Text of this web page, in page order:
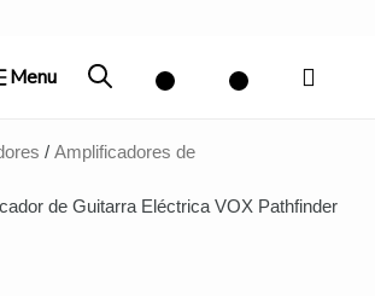
Menu
/ Amplificadores de
de Guitarra Eléctrica VOX Pathfinder